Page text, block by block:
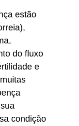
estão
do fluxo
e
condição